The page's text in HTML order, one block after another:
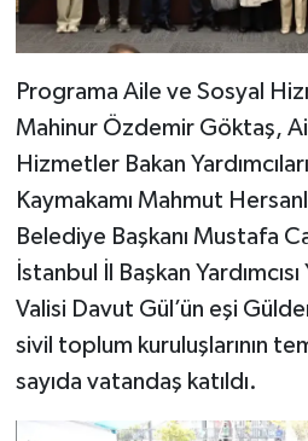
Programa Aile ve Sosyal
Mahinur Özdemir Göktaş,
Hizmetler Bakan
Kaymakamı Mahmut
Belediye Başkanı Mustafa
İstanbul İl Başkan
Valisi Davut Gül’ün eşi
sivil toplum kuruluşlarının
sayıda vatandaş katıldı.